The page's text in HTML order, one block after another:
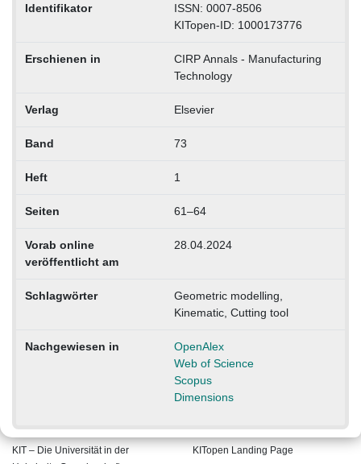
Identifikator
ISSN: 0007-8506
KITopen-ID: 1000173776
Erschienen in
CIRP Annals - Manufacturing
Technology
Verlag Elsevier
Band 73
Heft 1
Seiten 61–64
Vorab online
veröffentlicht am
28.04.2024
Schlagwörter
Geometric modelling,
Kinematic, Cutting tool
Nachgewiesen in
OpenAlex
Web of Science
Scopus
Dimensions
KIT – Die Universität in der
KITopen Landing Page